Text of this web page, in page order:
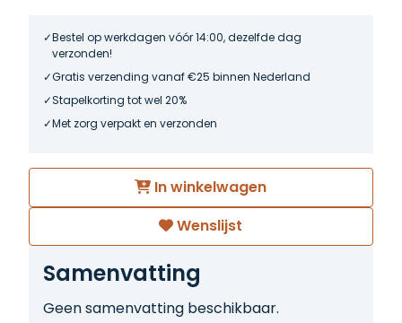
Bestel op werkdagen vóór 14:00, dezelfde dag
verzonden!
Gratis verzending vanaf €25 binnen Nederland
Stapelkorting tot wel 20%
Met zorg verpakt en verzonden
In winkelwagen
Wenslijst
Samenvatting
Geen samenvatting beschikbaar.